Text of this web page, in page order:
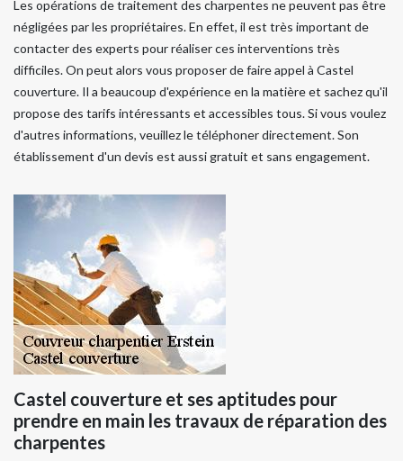
Les opérations de traitement des charpentes ne peuvent pas être
négligées par les propriétaires. En effet, il est très important de
contacter des experts pour réaliser ces interventions très
difficiles. On peut alors vous proposer de faire appel à Castel
couverture. Il a beaucoup d'expérience en la matière et sachez qu'il
propose des tarifs intéressants et accessibles tous. Si vous voulez
d'autres informations, veuillez le téléphoner directement. Son
établissement d'un devis est aussi gratuit et sans engagement.
Castel couverture et ses aptitudes pour
prendre en main les travaux de réparation des
charpentes